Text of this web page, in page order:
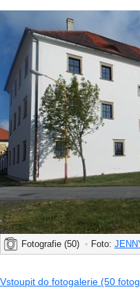
Fotografie (50) • Foto:
Vstoupit do fotogalerie (50